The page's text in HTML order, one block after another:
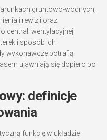
gruntowo-wodnych,
i rewizji oraz
centrali wentylacyjnej.
i sposób ich
wykonawcze potrafią
ujawniają się dopiero po
definicje
funkcję w układzie